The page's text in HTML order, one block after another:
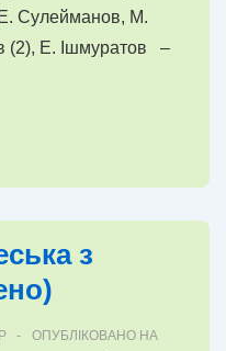
Сулейманов, М.
(2), Е. Ішмуратов –
з
ОПУБЛІКОВАНО НА